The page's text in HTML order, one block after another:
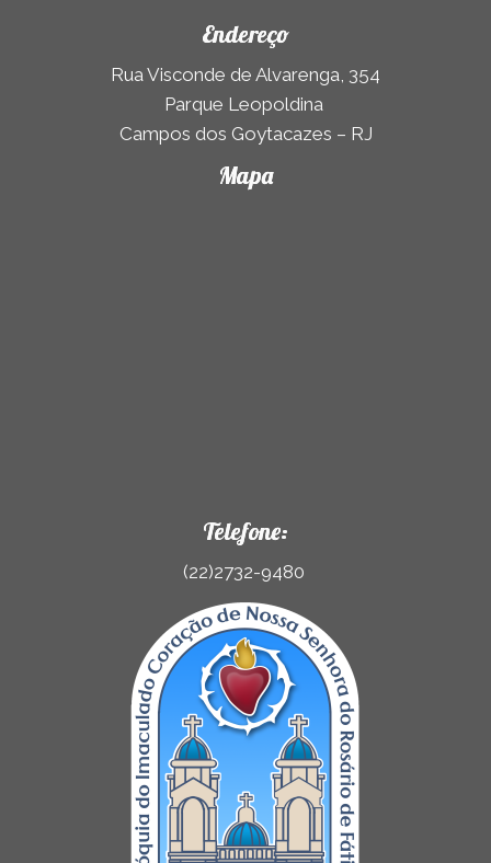
Endereço
Rua Visconde de Alvarenga, 354
Parque Leopoldina
Campos dos Goytacazes – RJ
Mapa
Telefone:
(22)2732-9480